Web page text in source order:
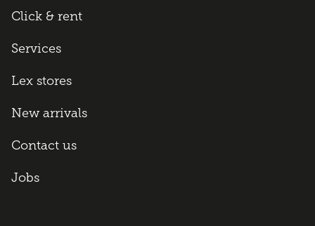
Click & rent
Services
Lex stores
New arrivals
Contact us
Jobs